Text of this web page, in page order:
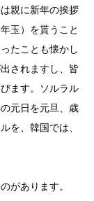
親に新年の挨拶
玉）を貰うこと
たことも懐かし
されますし、皆
ます。ソルラル
元日を元旦、歳
を、韓国では、
があります。